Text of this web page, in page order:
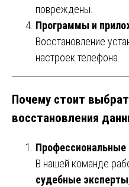
повреждены.
Программы и
Восстановление
настроек телефона.
Почему стоит
восстановления
В нашей команде
судебные эксперты